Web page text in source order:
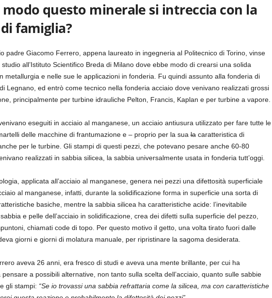
modo questo minerale si intreccia con la
famiglia?
padre Giacomo Ferrero, appena laureato in ingegneria al Politecnico di Torino, vinse
all’Istituto Scientifico Breda di Milano dove ebbe modo di crearsi una solida
metallurgia e nelle sue le applicazioni in fonderia. Fu quindi assunto alla fonderia di
Legnano, ed entrò come tecnico nella fonderia acciaio dove venivano realizzati grossi
principalmente per turbine idrauliche Pelton, Francis, Kaplan e per turbine a vapore.
eseguiti in acciaio al manganese, un acciaio antiusura utilizzato per fare tutte le
delle macchine di frantumazione e – proprio per la sualacaratteristica di
per le turbine. Gli stampi di questi pezzi, che potevano pesare anche 60-80
realizzati in sabbia silicea, la sabbia universalmente usata in fonderia tutt’oggi.
applicata all’acciaio al manganese, genera nei pezzi una difettosità superficiale
al manganese, infatti, durante la solidificazione forma in superficie una sorta di
basiche, mentre la sabbia silicea ha caratteristiche acide: l’inevitabile
e pelle dell’acciaio in solidificazione, crea dei difetti sulla superficie del pezzo,
chiamati code di topo. Per questo motivo il getto, una volta tirato fuori dalle
giorni e giorni di molatura manuale, per ripristinare la sagoma desiderata.
aveva 26 anni, era fresco di studi e aveva una mente brillante, per cui ha
a possibili alternative, non tanto sulla scelta dell’acciaio, quanto sulle sabbie
gli stampi: “Se io trovassi una sabbia refrattaria come la silicea, ma con caratteristiche